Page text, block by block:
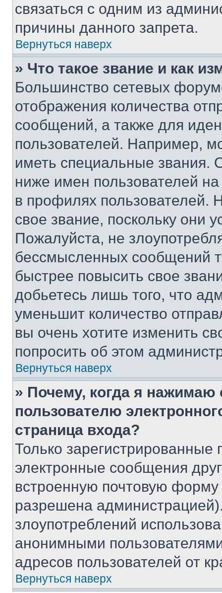
связаться с одним из
причины данного запрета.
Вернуться наверх
» Что такое звание и как
Большинство сетевых
отображения количества
сообщений, а также для
пользователей. Например,
иметь специальные звания.
ниже имен пользователей
в профилях
свое звание, поскольку они
Пожалуйста, не
бессмысленных сообщений
быстрее повысить свое
добьетесь лишь того, что
уменьшит количество
вы очень хотите изменить
попросить об этом
Вернуться наверх
» Почему, когда я нажимаю
пользователю
страница входа?
Только зарегистрированные
электронные сообщения
встроенную почтовую
разрешена
злоупотреблений
анонимными
адресов пользователей от
Вернуться наверх